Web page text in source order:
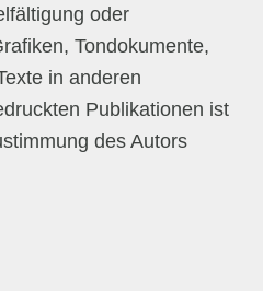
oder
Tondokumente,
in anderen
Publikationen ist
des Autors